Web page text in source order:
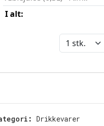
Drikkevarer